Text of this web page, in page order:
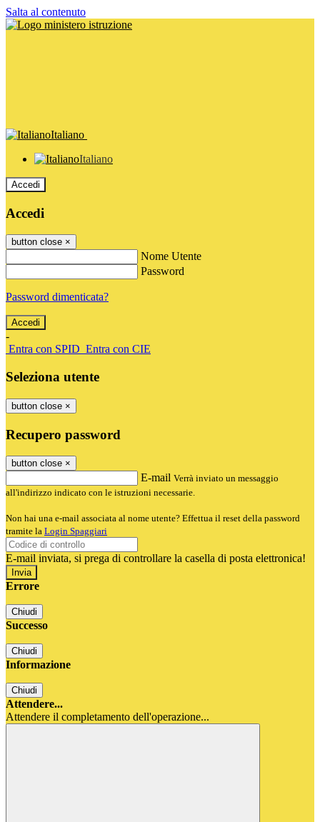
Salta al contenuto
Italiano
Italiano
Accedi
Accedi
button close ×
Nome Utente
Password
Password dimenticata?
-
Entra con SPID Entra con CIE
Seleziona utente
button close ×
Recupero password
button close ×
E-mail Verrà inviato un messaggio
all'indirizzo indicato con le istruzioni necessarie.
Non hai una e-mail associata al nome utente? Effettua il reset della password
tramite la Login Spaggiari
E-mail inviata, si prega di controllare la casella di posta elettronica!
Errore
Chiudi
Successo
Chiudi
Informazione
Chiudi
Attendere...
Attendere il completamento dell'operazione...